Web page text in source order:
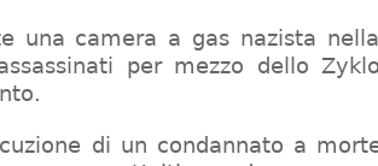
una camera a gas nazista
per mezzo dello
di un condannato a